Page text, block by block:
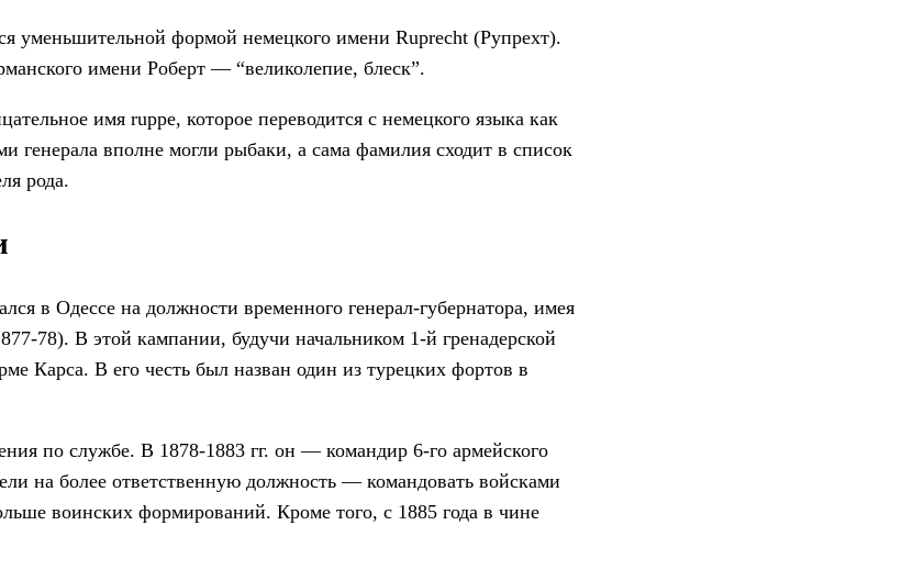
уменьшительной формой немецкого имени Ruprecht (Рупрехт).
имени Роберт — “великолепие, блеск”.
имя ruppe, которое переводится с немецкого языка как
генерала вполне могли рыбаки, а сама фамилия сходит в список
рода.
в Одессе на должности временного генерал-губернатора, имея
78). В этой кампании, будучи начальником 1-й гренадерской
Карса. В его честь был назван один из турецких фортов в
по службе. В 1878-1883 гг. он — командир 6-го армейского
на более ответственную должность — командовать войсками
воинских формирований. Кроме того, с 1885 года в чине